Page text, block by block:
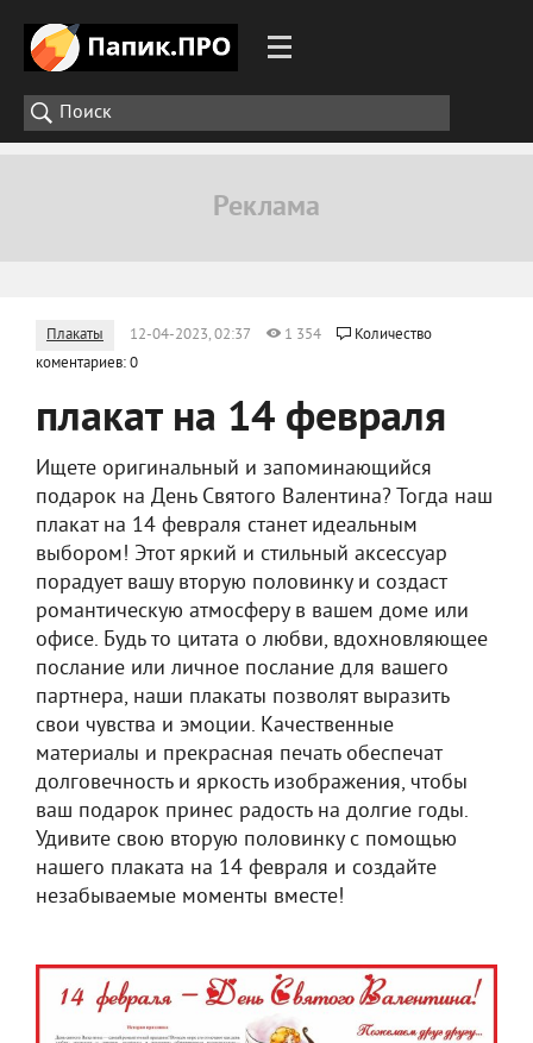
Плакаты 12-04-2023, 02:37 1 354
Количество
коментариев: 0
плакат на 14 февраля
Ищете оригинальный и запоминающийся
подарок на День Святого Валентина? Тогда наш
плакат на 14 февраля станет идеальным
выбором! Этот яркий и стильный аксессуар
порадует вашу вторую половинку и создаст
романтическую атмосферу в вашем доме или
офисе. Будь то цитата о любви, вдохновляющее
послание или личное послание для вашего
партнера, наши плакаты позволят выразить
свои чувства и эмоции. Качественные
материалы и прекрасная печать обеспечат
долговечность и яркость изображения, чтобы
ваш подарок принес радость на долгие годы.
Удивите свою вторую половинку с помощью
нашего плаката на 14 февраля и создайте
незабываемые моменты вместе!